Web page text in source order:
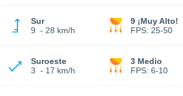
Sur
9 - 28 km/h
9 ¡Muy Alto!
FPS: 25-50
Suroeste
3 - 17 km/h
3 Medio
FPS: 6-10